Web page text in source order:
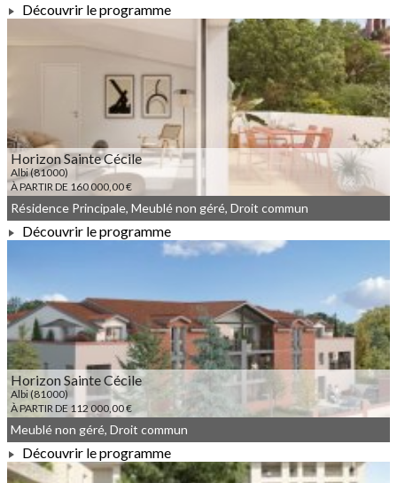
À PARTIR DE 154 000,00 €
Découvrir le programme
Horizon Sainte Cécile
Albi (81000)
À PARTIR DE 160 000,00 €
À PARTIR DE 160 000,00 €
Résidence Principale, Meublé non géré, Droit commun
Découvrir le programme
Horizon Sainte Cécile
Albi (81000)
À PARTIR DE 112 000,00 €
Meublé non géré, Droit commun
Découvrir le programme